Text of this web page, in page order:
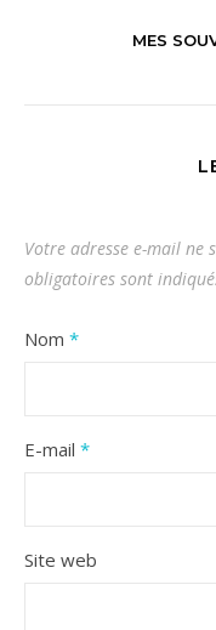
MES
Votre adresse e-mail ne
obligatoires sont
Nom *
E-mail *
Site web